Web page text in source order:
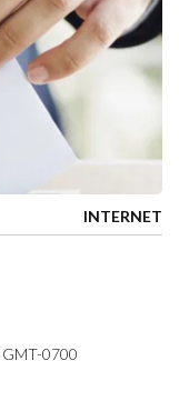
INTERNET
GMT-0700